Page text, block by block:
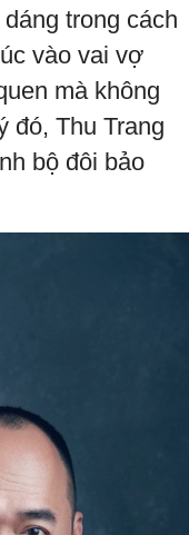
trong cách
vào vai vợ
mà không
đó, Thu Trang
bộ đôi bảo